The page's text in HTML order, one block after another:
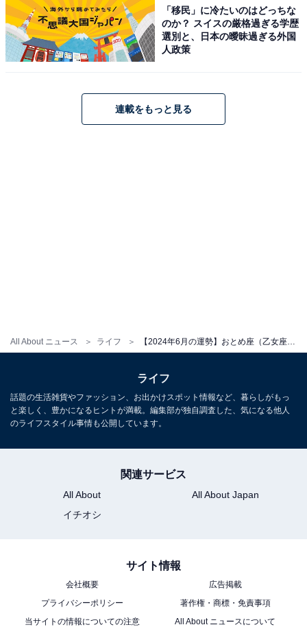
All About ニュース ライフ
占い師＆イラストレータープロフィール
占い、心理テストの執筆、監修。雑誌、Web、広告
タイアップ記事などを多数手がけています。
【2024年6月の運勢】「おひつじ座～うお座」
「移民」に冷たいのはどっちな
のか？ スイスの厳格過ぎる学歴
選別と、日本の曖昧過ぎる外国
人政策
連載をもっと見る
ライフ
話題の生活雑貨やファッション、お出かけスポット情報など、暮らしがもっ
と楽しく、豊かになるヒントが満載。編集部が独自調査した、気になる他人
のライフスタイル事情も公開しています。
関連サービス
All About
All About Japan
イチオシ
サイト情報
会社概要
広告掲載
プライバシーポリシー
著作権・商標・免責事項
当サイトの情報についての注意
All About ニュースについて